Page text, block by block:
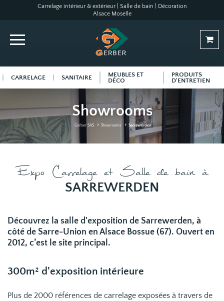
Carrelage intérieur & extérieur | Salle de bain | Décoration
Alsace Moselle
CARRELAGE SANITAIRE
MEUBLES ET
DÉCO
PRODUITS
D'ENTRETIEN
Showrooms
Gerber SAS Showrooms Sarrewerden
Expo Carrelage et Salle de bain à
SARREWERDEN
Découvrez la salle d'exposition de Sarrewerden, à
côté de Sarre-Union en Alsace Bossue (67). Ouvert en
2012, c’est le site principal.
300m² d'exposition intérieure
Plus de 2000 références de carrelage exposées à travers de